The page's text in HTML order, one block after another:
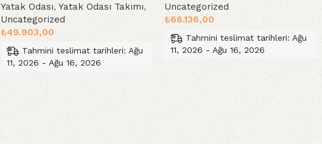
Yatak Odası,Yatak Odası Takımı,
Uncategorized
₺49.903,00
Tahmini teslimat tarihleri: Ağu
11, 2026 - Ağu 16, 2026
Sepete Ekle
Uncategorized
₺68.136,00
Tahmini teslimat tarihleri: Ağu
11, 2026 - Ağu 16, 2026
Sepete Ekle